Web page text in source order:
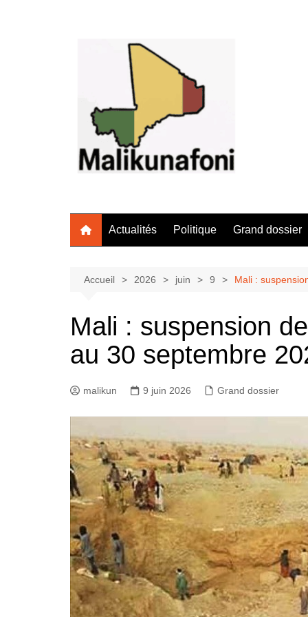
Bannière foot Benin
Actualités Politique Grand dossier
Accueil 2026 juin 9 Mali :
Mali : suspension
au 30 septembre
malikun 9 juin 2026 Grand dossier